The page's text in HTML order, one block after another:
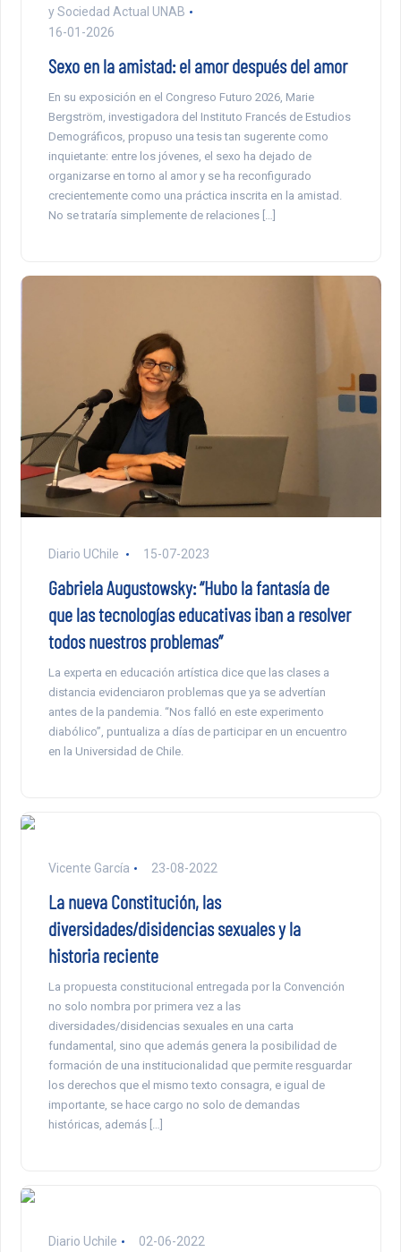
y Sociedad Actual UNAB
16-01-2026
Sexo en la amistad: el amor después del amor
En su exposición en el Congreso Futuro 2026, Marie
Bergström, investigadora del Instituto Francés de Estudios
Demográficos, propuso una tesis tan sugerente como
inquietante: entre los jóvenes, el sexo ha dejado de
organizarse en torno al amor y se ha reconfigurado
crecientemente como una práctica inscrita en la amistad.
No se trataría simplemente de relaciones […]
Diario UChile 15-07-2023
Gabriela Augustowsky: “Hubo la fantasía de
que las tecnologías educativas iban a resolver
todos nuestros problemas”
La experta en educación artística dice que las clases a
distancia evidenciaron problemas que ya se advertían
antes de la pandemia. “Nos falló en este experimento
diabólico”, puntualiza a días de participar en un encuentro
en la Universidad de Chile.
Vicente García 23-08-2022
La nueva Constitución, las
diversidades/disidencias sexuales y la
historia reciente
La propuesta constitucional entregada por la Convención
no solo nombra por primera vez a las
diversidades/disidencias sexuales en una carta
fundamental, sino que además genera la posibilidad de
formación de una institucionalidad que permite resguardar
los derechos que el mismo texto consagra, e igual de
importante, se hace cargo no solo de demandas
históricas, además […]
Diario Uchile 02-06-2022